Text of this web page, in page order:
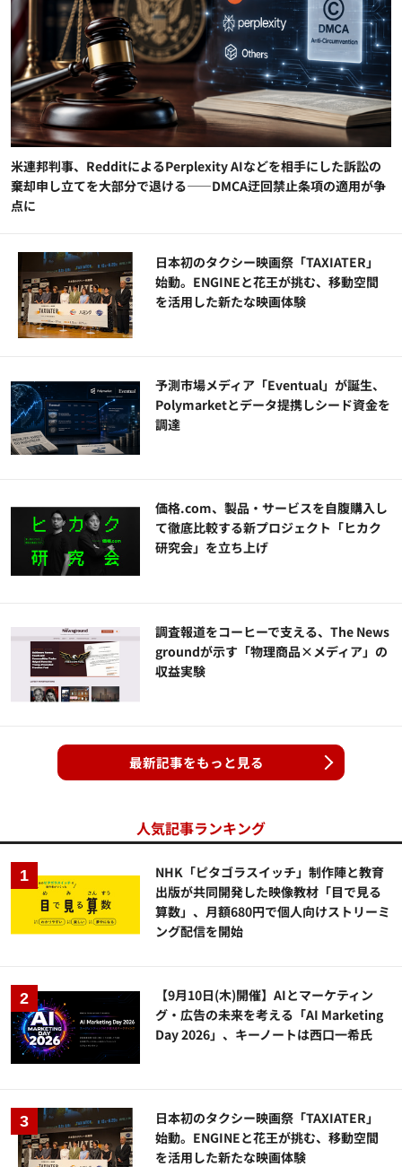
米連邦判事、RedditによるPerplexity AIなどを相手にした訴訟の
棄却申し立てを大部分で退ける——DMCA迂回禁止条項の適用が争
点に
日本初のタクシー映画祭「TAXIATER」
始動。ENGINEと花王が挑む、移動空間
を活用した新たな映画体験
予測市場メディア「Eventual」が誕生、
Polymarketとデータ提携しシード資金を
調達
価格.com、製品・サービスを自腹購入し
て徹底比較する新プロジェクト「ヒカク
研究会」を立ち上げ
調査報道をコーヒーで支える、The News
groundが示す「物理商品×メディア」の
収益実験
最新記事をもっと見る
人気記事ランキング
NHK「ピタゴラスイッチ」制作陣と教育
出版が共同開発した映像教材「目で見る
算数」、月額680円で個人向けストリーミ
ング配信を開始
【9月10日(木)開催】AIとマーケティン
グ・広告の未来を考える「AI Marketing
Day 2026」、キーノートは西口一希氏
日本初のタクシー映画祭「TAXIATER」
始動。ENGINEと花王が挑む、移動空間
を活用した新たな映画体験